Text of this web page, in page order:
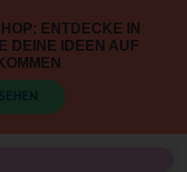
ENTDECKE IN
DEINE IDEEN AUF